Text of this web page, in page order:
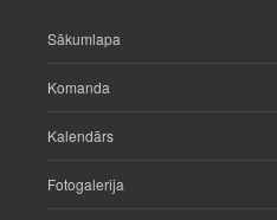
Sākumlapa
Komanda
Kalendārs
Fotogalerija